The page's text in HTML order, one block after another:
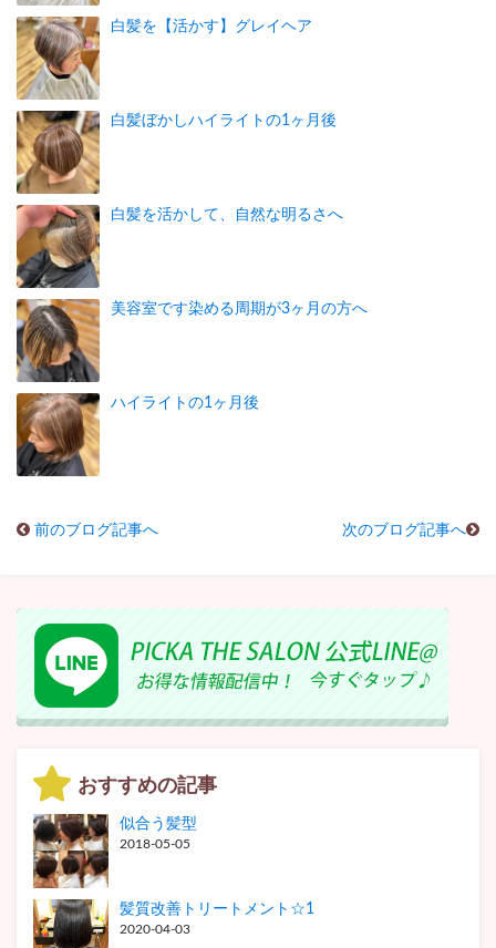
白髪を【活かす】グレイヘア
白髪ぼかしハイライトの1ヶ月後
白髪を活かして、自然な明るさへ
美容室です染める周期が3ヶ月の方へ
ハイライトの1ヶ月後
前のブログ記事へ 次のブログ記事へ
おすすめの記事
似合う髪型
2018-05-05
髪質改善トリートメント☆1
2020-04-03